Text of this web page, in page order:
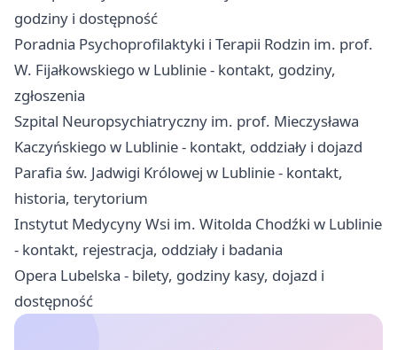
godziny i dostępność
Poradnia Psychoprofilaktyki i Terapii Rodzin im. prof.
W. Fijałkowskiego w Lublinie - kontakt, godziny,
zgłoszenia
Szpital Neuropsychiatryczny im. prof. Mieczysława
Kaczyńskiego w Lublinie - kontakt, oddziały i dojazd
Parafia św. Jadwigi Królowej w Lublinie - kontakt,
historia, terytorium
Instytut Medycyny Wsi im. Witolda Chodźki w Lublinie
- kontakt, rejestracja, oddziały i badania
Opera Lubelska - bilety, godziny kasy, dojazd i
dostępność